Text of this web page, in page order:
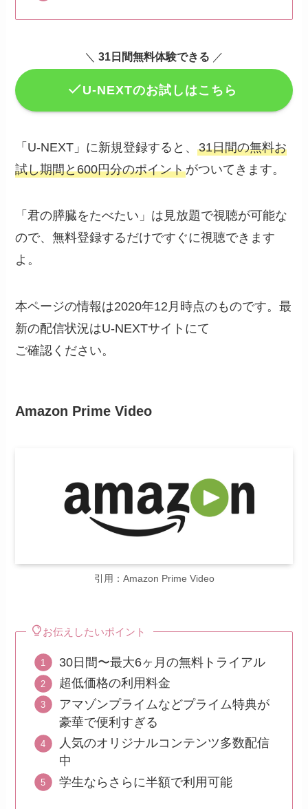
＼ 31日間無料体験できる ／
U-NEXTのお試しはこちら
「U-NEXT」に新規登録すると、31日間の無料お
試し期間と600円分のポイントがついてきます。
「君の膵臓をたべたい」は見放題で視聴が可能な
ので、無料登録するだけですぐに視聴できます
よ。
本ページの情報は2020年12月時点のものです。最
新の配信状況はU-NEXTサイトにて
ご確認ください。
Amazon Prime Video
引用：Amazon Prime Video
お伝えしたいポイント
30日間〜最大6ヶ月の無料トライアル
超低価格の利用料金
アマゾンプライムなどプライム特典が
豪華で便利すぎる
人気のオリジナルコンテンツ多数配信
中
学生ならさらに半額で利用可能